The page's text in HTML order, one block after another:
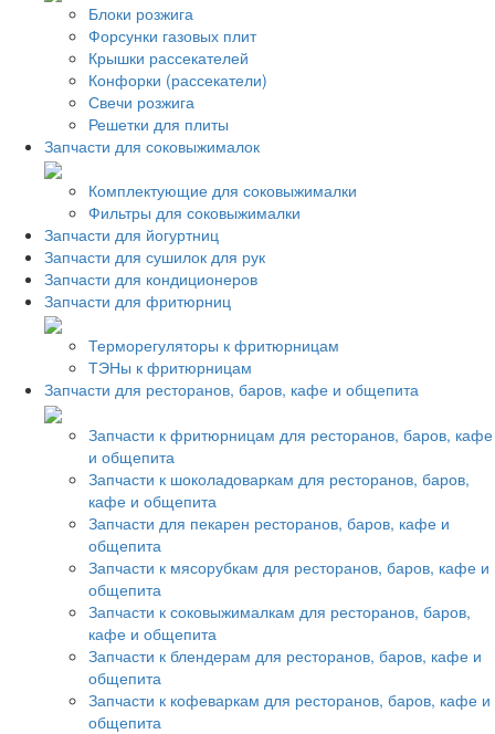
Блоки розжига
Форсунки газовых плит
Крышки рассекателей
Конфорки (рассекатели)
Свечи розжига
Решетки для плиты
Запчасти для соковыжималок
Комплектующие для соковыжималки
Фильтры для соковыжималки
Запчасти для йогуртниц
Запчасти для сушилок для рук
Запчасти для кондиционеров
Запчасти для фритюрниц
Терморегуляторы к фритюрницам
ТЭНы к фритюрницам
Запчасти для ресторанов, баров, кафе и общепита
Запчасти к фритюрницам для ресторанов, баров, кафе
и общепита
Запчасти к шоколадоваркам для ресторанов, баров,
кафе и общепита
Запчасти для пекарен ресторанов, баров, кафе и
общепита
Запчасти к мясорубкам для ресторанов, баров, кафе и
общепита
Запчасти к соковыжималкам для ресторанов, баров,
кафе и общепита
Запчасти к блендерам для ресторанов, баров, кафе и
общепита
Запчасти к кофеваркам для ресторанов, баров, кафе и
общепита